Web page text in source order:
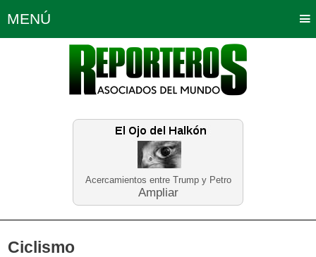
Acercamientos entre Trump y Petro
Ampliar
MENÚ
Política Opinión Bogotá
Planeta Tierra Deportes
Educación Neira
Ciclismo